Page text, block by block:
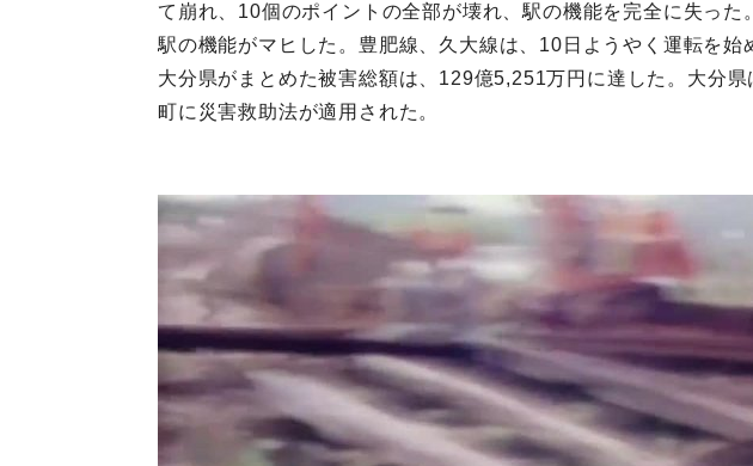
て崩れ、10個のポイントの全部が壊れ、駅の機能を完全に失っ
駅の機能がマヒした。豊肥線、久大線は、10日ようやく運転を
大分県がまとめた被害総額は、129億5,251万円に達した。大分
町に災害救助法が適用された。